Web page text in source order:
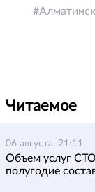
Читаемое
06 августа, 21:11
Объем услуг СТО
полугодие